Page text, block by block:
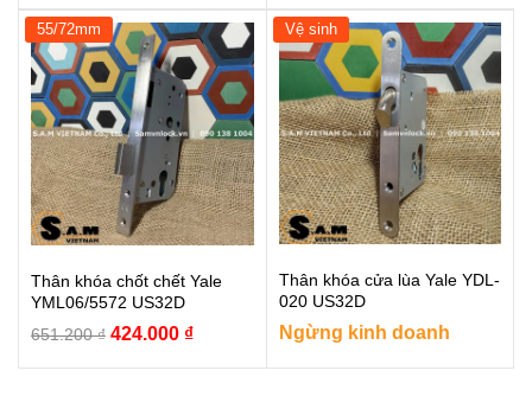
là:
883.300 ₫.
tại
là:
575.000 ₫.
55/72mm
Thân khóa chốt chết Yale
YML06/5572 US32D
651.200₫ Giá
424.000 ₫Giá
Vệ sinh
Thân khóa cửa lùa Yale YDL-
020 US32D
Ngừng kinh doanh